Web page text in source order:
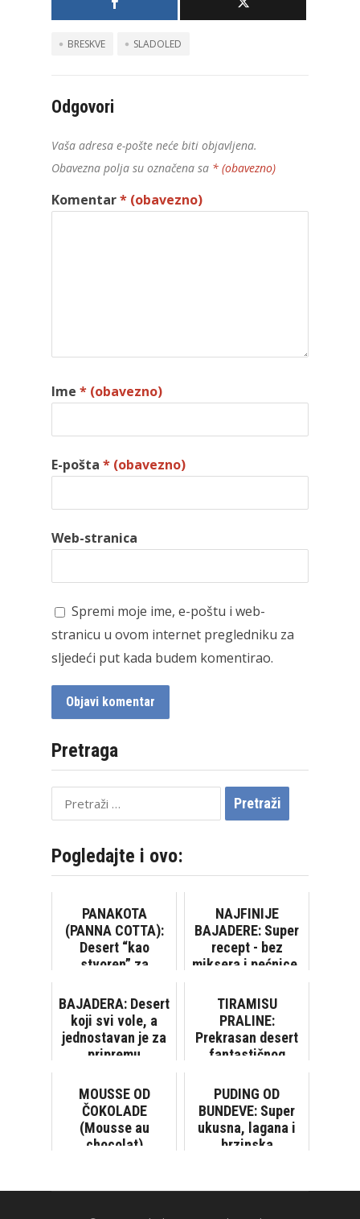
BRESKVE SLADOLED
Odgovori
Vaša adresa e-pošte neće biti objavljena.
Obavezna polja su označena sa * (obavezno)
Komentar* (obavezno)
Ime * (obavezno)
E-pošta * (obavezno)
Web-stranica
Spremi moje ime, e-poštu i web-
stranicu u ovom internet pregledniku za
sljedeći put kada budem komentirao.
Pretraga
Pretraži:
Pogledajte i ovo:
PANAKOTA
(PANNA COTTA):
Desert “kao
stvoren” za
NAJFINIJE
BAJADERE: Super
recept - bez
miksera i pećnice,
minuta
BAJADERA: Desert
koji svi vole, a
jednostavan je za
pripremu
TIRAMISU
PRALINE:
Prekrasan desert
fantastičnog
MOUSSE OD
ČOKOLADE
(Mousse au
chocolat)
PUDING OD
BUNDEVE: Super
ukusna, lagana i
brzinska